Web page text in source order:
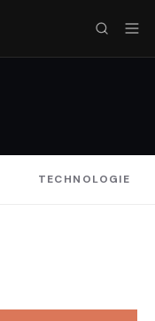
TECHNOLOGIE